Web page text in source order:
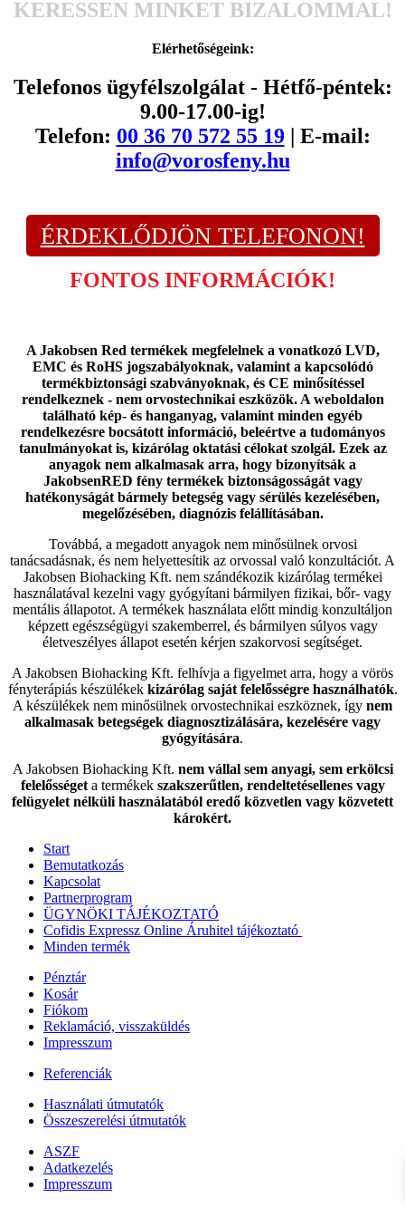
KERESSEN MINKET BIZALOMMAL!
Elérhetőségeink:
Telefonos ügyfélszolgálat - Hétfő-péntek:
9.00-17.00-ig!
Telefon: 00 36 70 572 55 19| E-mail:
info@vorosfeny.hu
ÉRDEKLŐDJÖN TELEFONON!
FONTOS INFORMÁCIÓK!
A Jakobsen Red termékek megfelelnek a vonatkozó LVD,
EMC és RoHS jogszabályoknak, valamint a kapcsolódó
termékbiztonsági szabványoknak, és CE minősítéssel
rendelkeznek - nem orvostechnikai eszközök. A weboldalon
található kép- és hanganyag, valamint minden egyéb
rendelkezésre bocsátott információ, beleértve a tudományos
tanulmányokat is, kizárólag oktatási célokat szolgál. Ezek az
anyagok nem alkalmasak arra, hogy bizonyítsák a
JakobsenRED fény termékek biztonságosságát vagy
hatékonyságát bármely betegség vagy sérülés kezelésében,
megelőzésében, diagnózis felállításában.
Továbbá, a megadott anyagok nem minősülnek orvosi
tanácsadásnak, és nem helyettesítik az orvossal való konzultációt. A
Jakobsen Biohacking Kft. nem szándékozik kizárólag termékei
használatával kezelni vagy gyógyítani bármilyen fizikai, bőr- vagy
mentális állapotot. A termékek használata előtt mindig konzultáljon
képzett egészségügyi szakemberrel, és bármilyen súlyos vagy
életveszélyes állapot esetén kérjen szakorvosi segítséget.
A Jakobsen Biohacking Kft. felhívja a figyelmet arra, hogy a vörös
fényterápiás készülékek kizárólag saját felelősségre használhatók.
A készülékek nem minősülnek orvostechnikai eszköznek, így nem
alkalmasak betegségek diagnosztizálására, kezelésére vagy
gyógyítására.
A Jakobsen Biohacking Kft. nem vállal sem anyagi, sem erkölcsi
felelősségeta termékek szakszerűtlen, rendeltetésellenes vagy
felügyelet nélküli használatából eredő közvetlen vagy közvetett
károkért.
Start
Bemutatkozás
Kapcsolat
Partnerprogram
ÜGYNÖKI TÁJÉKOZTATÓ
Cofidis Expressz Online Áruhitel tájékoztató
Minden termék
Pénztár
Kosár
Fiókom
Reklamáció, visszaküldés
Impresszum
Referenciák
Használati útmutatók
Összeszerelési útmutatók
ASZF
Adatkezelés
Impresszum